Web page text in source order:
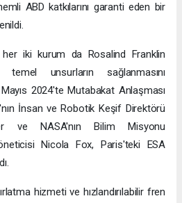
ABD katkılarını garanti eden bir
her iki kurum da Rosalind Franklin
unsurların sağlanmasını
2024'te Mutabakat Anlaşması
İnsan ve Robotik Keşif Direktörü
ve NASA'nın Bilim Misyonu
Nicola Fox, Paris'teki ESA
hizmeti ve hızlandırılabilir fren